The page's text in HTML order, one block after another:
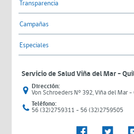
Transparencia
Campañas
Especiales
Servicio de Salud Viña del Mar –
Dirección:
Von Schroeders N° 392, Viña del Mar -
Teléfono:
56 (32)2759311 - 56 (32)2759505